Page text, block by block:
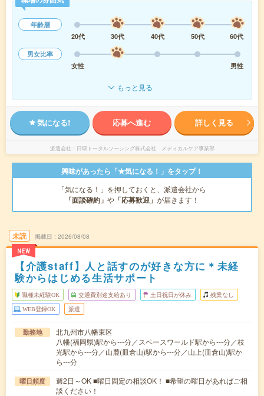
年齢層
20代
30代 40代 50代
60代
男女比率
女性
男性
もっと見る
気になる! 応募へ進む 詳しく見る
派遣会社 日研トータルソーシング株式会社 メディカルケア事業部
興味があったら「★気になる！」をタップ！
「気になる！」を押しておくと、派遣会社から
「面談確約」 や 「応募歓迎」 が届きます！
未読
NEW
掲載日 2026/08/08
【介護staff】人と話すのが好きな方に＊未経
験からはじめる生活サポート
職種未経験OK 交通費別途支給あり 土日祝日が休み 残業なし
WEB登録OK 派遣
勤務地
北九州市八幡東区
八幡(福岡県)駅から---分／スペースワールド駅から---分／枝
光駅から---分／山麓(皿倉山)駅から---分／山上(皿倉山)駅か
ら---分
曜日頻度
週2日～OK ■曜日固定の相談OK！ ■希望の曜日があればご相
談ください！